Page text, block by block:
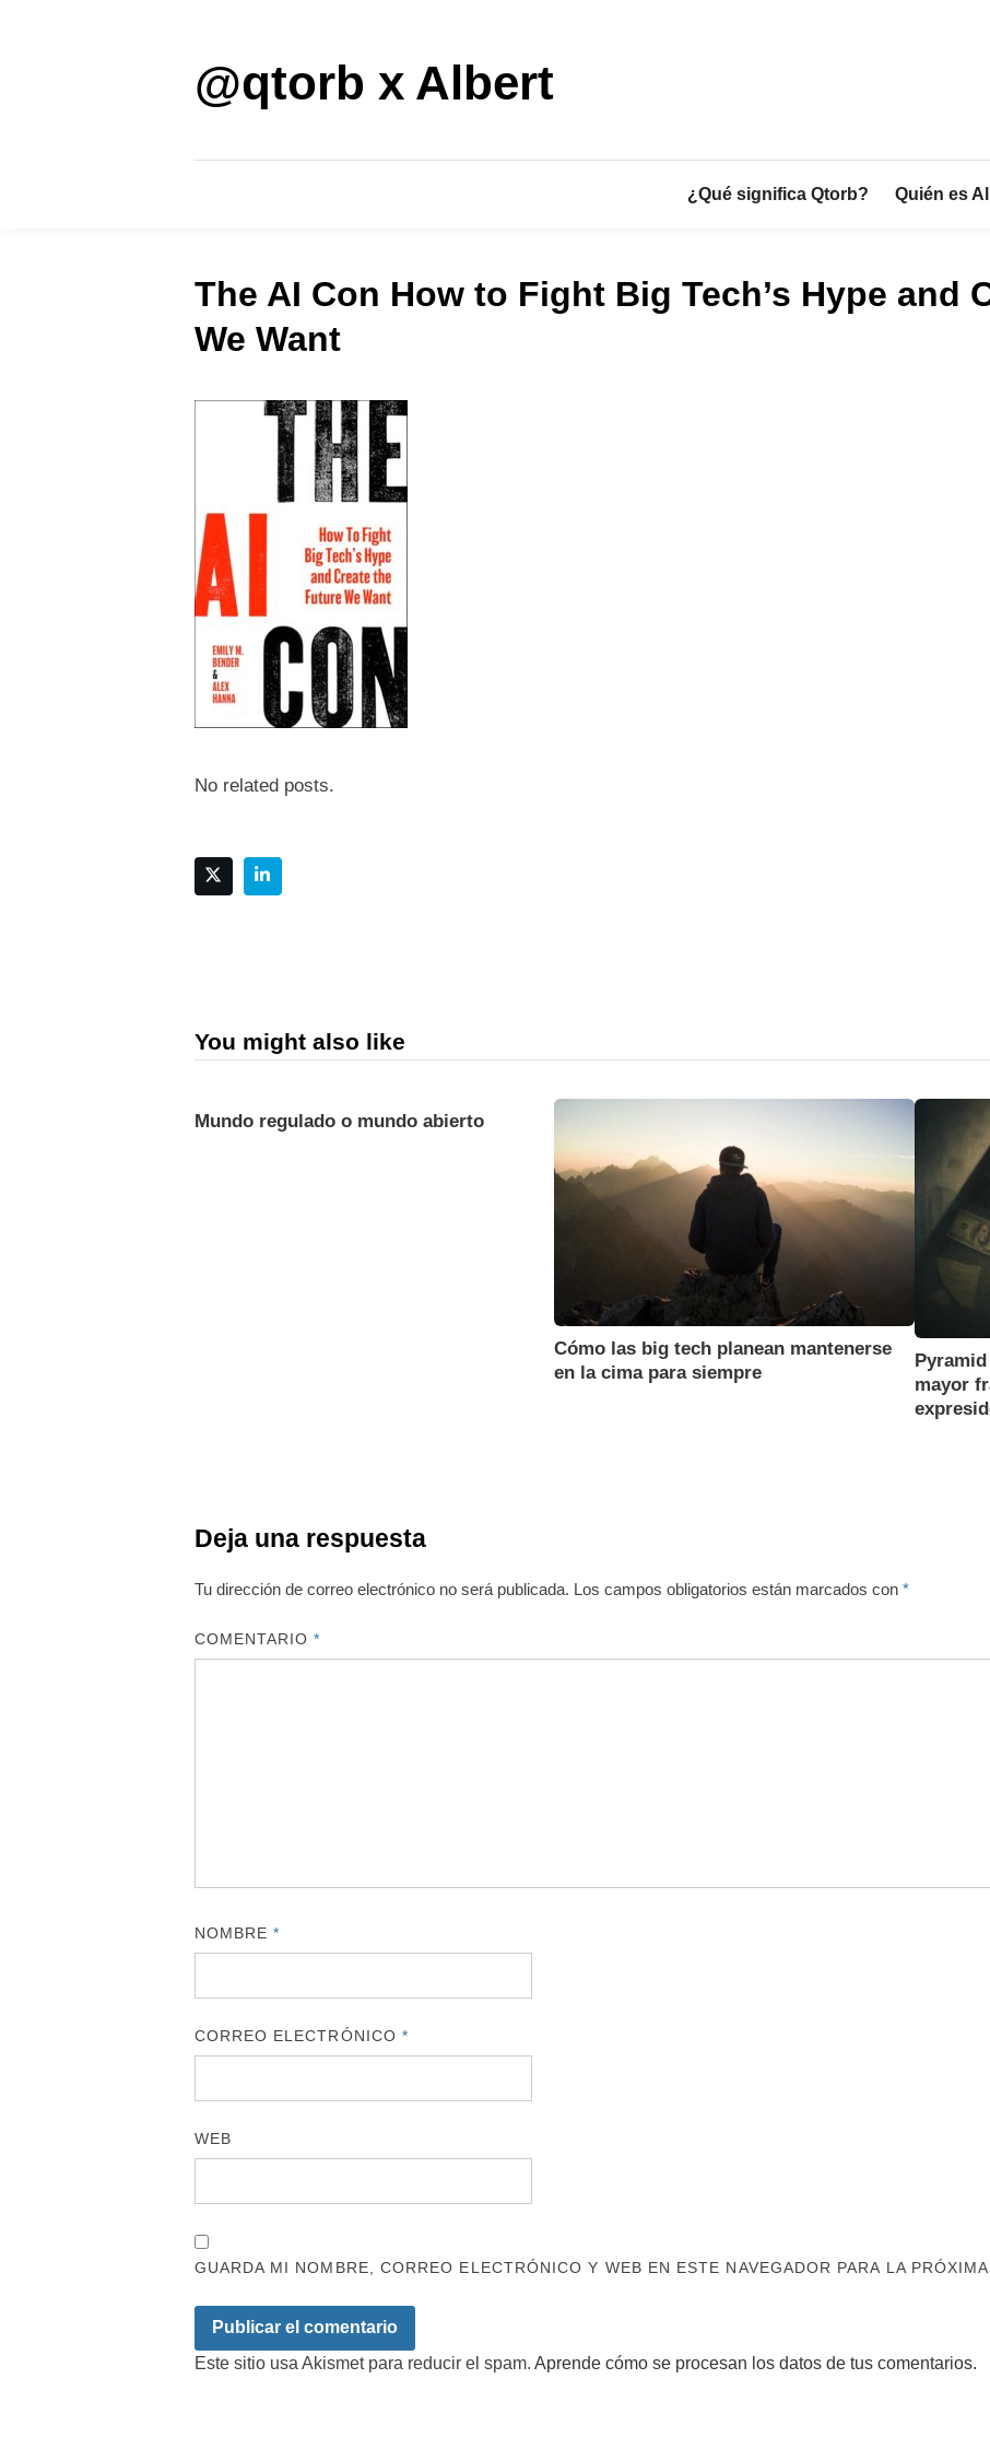
@qtorb x Albert
¿Qué significa Qtorb? Quién es
The AI Con How to Fight Big Tech’s Hype and
We Want
No related posts.
You might also like
Mundo regulado o mundo abierto
Cómo las big tech planean mantenerse
en la cima para siempre
mayor
Deja una respuesta
Tu dirección de correo electrónico no será publicada. Los campos obligatorios están marcados con *
COMENTARIO*
NOMBRE*
CORREO ELECTRÓNICO *
WEB
GUARDA MI NOMBRE, CORREO ELECTRÓNICO Y WEB EN ESTE NAVEGADOR PARA LA
Este sitio usa Akismet para reducir el spam. Aprende cómo se procesan los datos de tus comentarios.